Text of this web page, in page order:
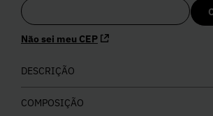
Não sei meu CEP
DESCRIÇÃO
COMPOSIÇÃO
8º Calça Jeans